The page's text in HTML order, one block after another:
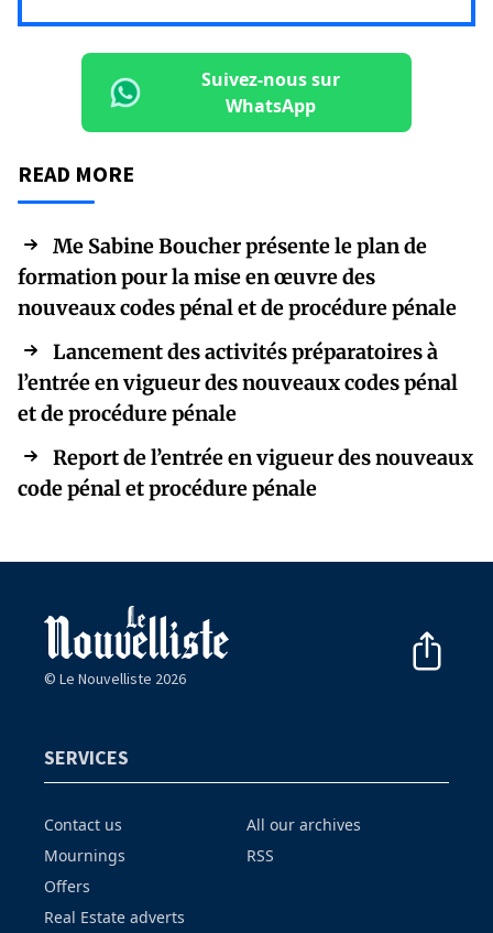
Suivez-nous sur
WhatsApp
READ MORE
Me Sabine Boucher présente le plan de
formation pour la mise en œuvre des
nouveaux codes pénal et de procédure pénale
Lancement des activités préparatoires à
l’entrée en vigueur des nouveaux codes pénal
et de procédure pénale
Report de l’entrée en vigueur des nouveaux
code pénal et procédure pénale
© Le Nouvelliste 2026
SERVICES
Contact us
Mournings
Offers
Real Estate adverts
All our archives
RSS